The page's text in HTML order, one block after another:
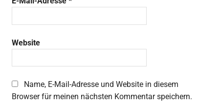
Website
Name, E-Mail-Adresse und Website in diesem
Browser für meinen nächsten Kommentar speichern.